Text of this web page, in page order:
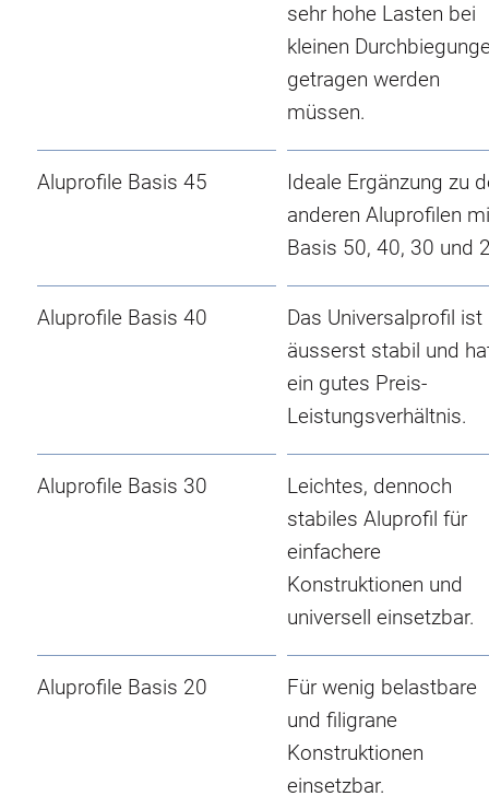
sehr hohe Lasten bei
kleinen
getragen werden
müssen.
Aluprofile Basis 45
Ideale Ergänzung zu
anderen Aluprofilen
Basis 50, 40, 30 und
Aluprofile Basis 40
Das Universalprofil ist
äusserst stabil und
ein gutes Preis-
Leistungsverhältnis.
Aluprofile Basis 30
Leichtes, dennoch
stabiles Aluprofil für
einfachere
Konstruktionen und
universell einsetzbar.
Aluprofile Basis 20
Für wenig belastbare
und filigrane
Konstruktionen
einsetzbar.